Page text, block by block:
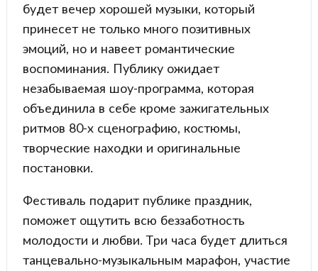
будет вечер хорошей музыки, который
принесет не только много позитивных
эмоций, но и навеет романтические
воспоминания. Публику ожидает
незабываемая шоу-программа, которая
объединила в себе кроме зажигательных
ритмов 80-х сценографию, костюмы,
творческие находки и оригинальные
постановки.
Фестиваль подарит публике праздник,
поможет ощутить всю беззаботность
молодости и любви. Три часа будет длиться
танцевально-музыкальным марафон, участие